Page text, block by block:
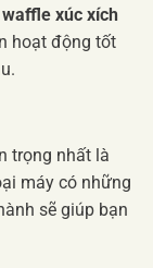
xúc xích
hoạt động tốt
trọng nhất là
máy có những
sẽ giúp bạn